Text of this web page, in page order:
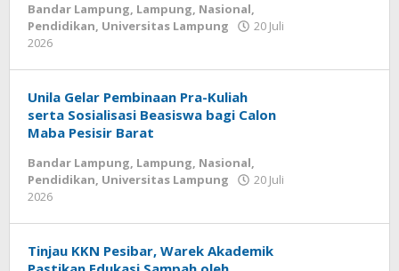
Bandar Lampung, Lampung, Nasional,
Pendidikan, Universitas Lampung
20 Juli
2026
Unila Gelar Pembinaan Pra-Kuliah
serta Sosialisasi Beasiswa bagi Calon
Maba Pesisir Barat
Bandar Lampung, Lampung, Nasional,
Pendidikan, Universitas Lampung
20 Juli
2026
Tinjau KKN Pesibar, Warek Akademik